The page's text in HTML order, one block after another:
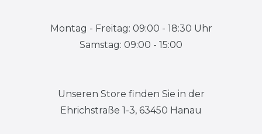
Montag - Freitag: 09:00 - 18:30 Uhr
Samstag: 09:00 - 15:00
Unseren Store finden Sie in der
Ehrichstraße 1-3, 63450 Hanau